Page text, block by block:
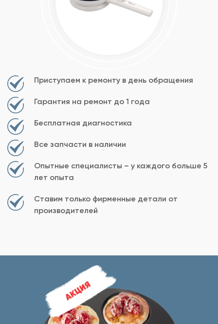
Приступаем к ремонту в день обращения
Гарантия на ремонт до 1 года
Бесплатная диагностика
Все запчасти в наличии
Опытные специалисты – у каждого больше 5
лет опыта
Ставим только фирменные детали от
производителей